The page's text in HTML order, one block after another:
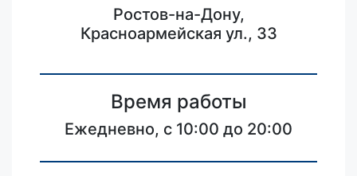
Ростов-на-Дону,
Красноармейская ул., 33
Время работы
Ежедневно, с 10:00 до 20:00